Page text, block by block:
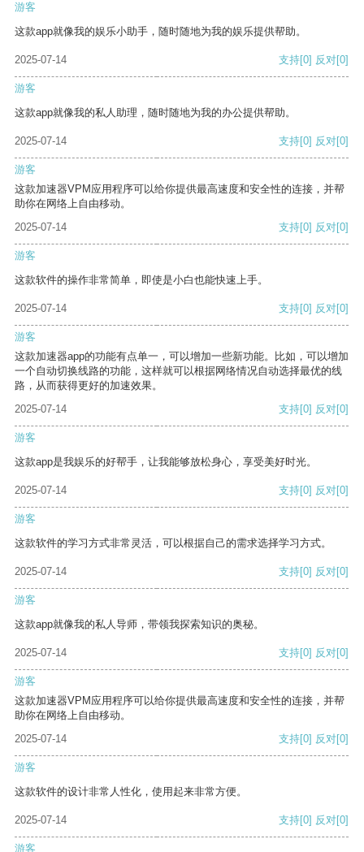
游客
这款app就像我的娱乐小助手，随时随地为我的娱乐提供帮助。
2025-07-14 支持[0] 反对[0]
游客
这款app就像我的私人助理，随时随地为我的办公提供帮助。
2025-07-14 支持[0] 反对[0]
游客
这款加速器VPM应用程序可以给你提供最高速度和安全性的连接，并帮
助你在网络上自由移动。
2025-07-14
支持[0] 反对[0]
游客
这款软件的操作非常简单，即使是小白也能快速上手。
2025-07-14 支持[0] 反对[0]
游客
这款加速器app的功能有点单一，可以增加一些新功能。比如，可以增加
一个自动切换线路的功能，这样就可以根据网络情况自动选择最优的线
路，从而获得更好的加速效果。
2025-07-14
支持[0] 反对[0]
游客
这款app是我娱乐的好帮手，让我能够放松身心，享受美好时光。
2025-07-14 支持[0] 反对[0]
游客
这款软件的学习方式非常灵活，可以根据自己的需求选择学习方式。
2025-07-14 支持[0] 反对[0]
游客
这款app就像我的私人导师，带领我探索知识的奥秘。
2025-07-14 支持[0] 反对[0]
游客
这款加速器VPM应用程序可以给你提供最高速度和安全性的连接，并帮
助你在网络上自由移动。
2025-07-14
支持[0] 反对[0]
游客
这款软件的设计非常人性化，使用起来非常方便。
2025-07-14 支持[0] 反对[0]
游客